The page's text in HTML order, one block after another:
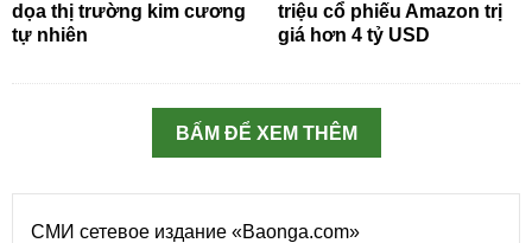
dọa thị trường kim cương
tự nhiên
triệu cổ phiếu Amazon trị
giá hơn 4 tỷ USD
BẤM ĐỂ XEM THÊM
СМИ сетевое издание «Baonga.com»